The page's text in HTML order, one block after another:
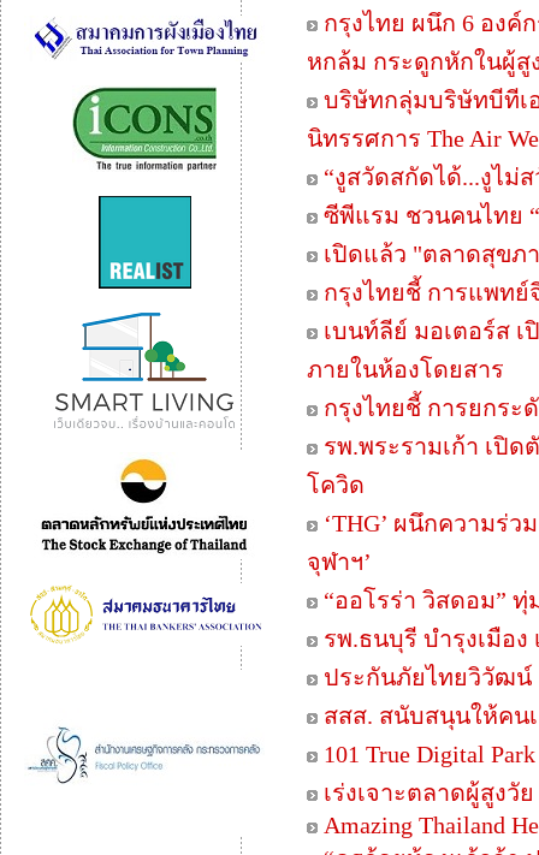
กรุงไทย ผนึก 6 องค์
หกล้ม กระดูกหักในผู้สู
บริษัทกลุ่มบริษัทบีทีเ
นิทรรศการ The Air
“งูสวัดสกัดได้...งูไม่
ซีพีแรม ชวนคนไทย
เปิดแล้ว "ตลาดสุขภ
กรุงไทยชี้ การแพทย์
เบนท์ลีย์ มอเตอร์ส
ภายในห้องโดยสาร
กรุงไทยชี้ การยกระ
รพ.พระรามเก้า เปิ
โควิด
‘THG’ ผนึกความร่
จุฬาฯ’
“ออโรร่า วิสดอม”
รพ.ธนบุรี บำรุงเมือ
ประกันภัยไทยวิวัฒน์
สสส. สนับสนุนให้คน
101 True Digital
เร่งเจาะตลาดผู้สูง
Amazing Thailand